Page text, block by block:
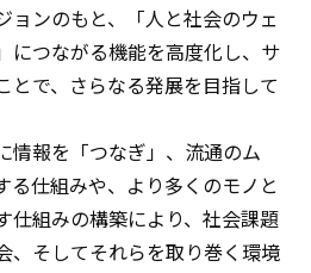
ョンのもと、「人と社会のウェ
につながる機能を高度化し、サ
とで、さらなる発展を目指して
情報を「つなぎ」、流通のム
る仕組みや、より多くのモノと
仕組みの構築により、社会課題
、そしてそれらを取り巻く環境